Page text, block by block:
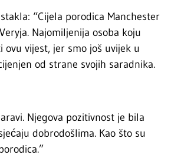
“Cijela porodica Manchester
Najomiljenija osoba koju
vijest, jer smo još uvijek u
od strane svojih saradnika.
Njegova pozitivnost je bila
dobrodošlima. Kao što su